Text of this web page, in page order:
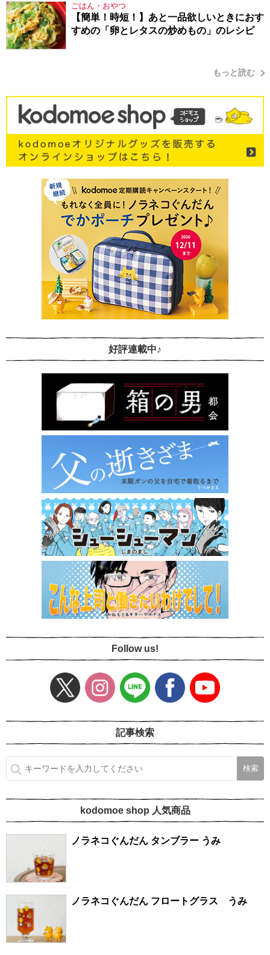
ごはん・おやつ
【簡単！時短！】あと一品欲しいときにおす
すめの「卵とレタスの炒めもの」のレシピ
もっと読む
好評連載中♪
Follow us!
記事検索
kodomoe shop 人気商品
ノラネコぐんだん タンブラー うみ
ノラネコぐんだん フロートグラス うみ